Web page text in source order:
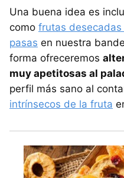
Una buena idea es
como frutas
pasas en nuestra
forma ofreceremos
muy apetitosas al
perfil más sano al
intrínsecos de la fruta